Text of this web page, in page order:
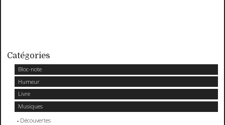
Catégories
Bloc-note
Humeur
Livre
Musiques
Découvertes